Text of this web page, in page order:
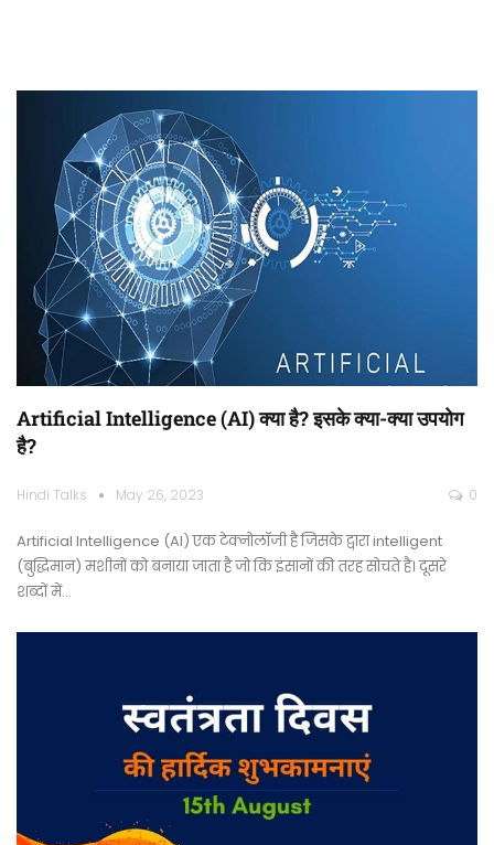
Artificial Intelligence (AI) क्या है? इसके क्या-क्या उपयोग
है?
Hindi Talks May 26, 2023 0
Artificial Intelligence (AI) एक टेक्नोलॉजी है जिसके द्वारा intelligent
(बुद्धिमान) मशीनों को बनाया जाता है जो कि इंसानों की तरह सोचते है। दूसरे
शब्दों में…